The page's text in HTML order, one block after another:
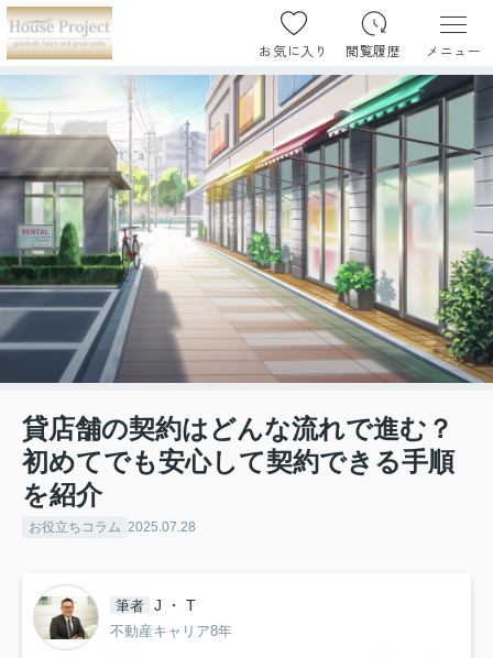
お気に入り 閲覧履歴 メニュー
貸店舗の契約はどんな流れで進む？
初めてでも安心して契約できる手順
を紹介
お役立ちコラム 2025.07.28
筆者 J ・ T
不動産キャリア8年